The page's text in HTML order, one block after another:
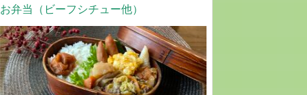
お弁当（ビーフシチュー他）